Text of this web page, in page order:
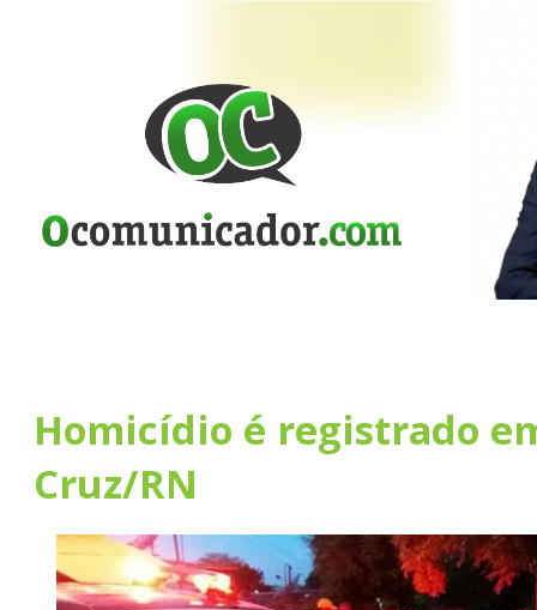
Homicídio é registrado
Cruz/RN